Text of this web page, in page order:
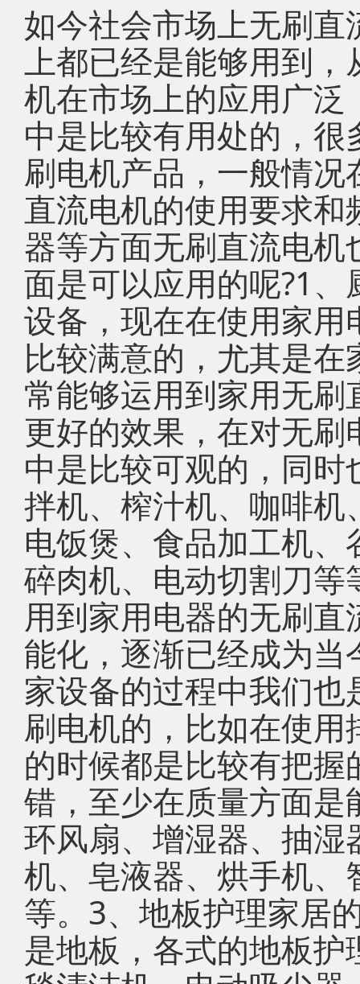
如今社会市场上无刷
上都已经是能够用到
机在市场上的应用广
中是比较有用处的，
刷电机产品，一般情
直流电机的使用要求
器等方面无刷直流电
面是可以应用的呢?1
设备，现在在使用家
比较满意的，尤其是
常能够运用到家用无
更好的效果，在对无
中是比较可观的，同
拌机、榨汁机、咖啡
电饭煲、食品加工机
碎肉机、电动切割刀
用到家用电器的无刷
能化，逐渐已经成为
家设备的过程中我们
刷电机的，比如在使
的时候都是比较有把
错，至少在质量方面
环风扇、增湿器、抽
机、皂液器、烘手机
等。3、地板护理家居
是地板，各式的地板